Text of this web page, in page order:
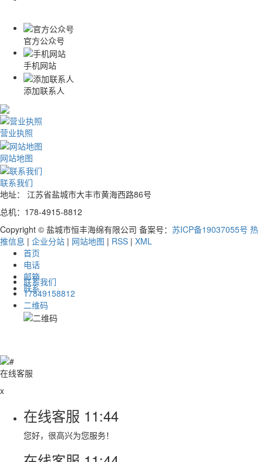
官方公众号
手机网站
添加联系人
营业执照
网站地图
联系我们
地址： 江苏省盐城市大丰市黄海西路86号
总机：178-4915-8812
Copyright © 盐城市恒丰海绵有限公司 备案号： 苏ICP备19037055号 热
推信息 | 企业分站 | 网站地图 | RSS | XML
首页
电话
邮箱
联系
联系我们
17849158812
二维码
在线客服
x
在线客服 11:44
您好，很高兴为您服务！